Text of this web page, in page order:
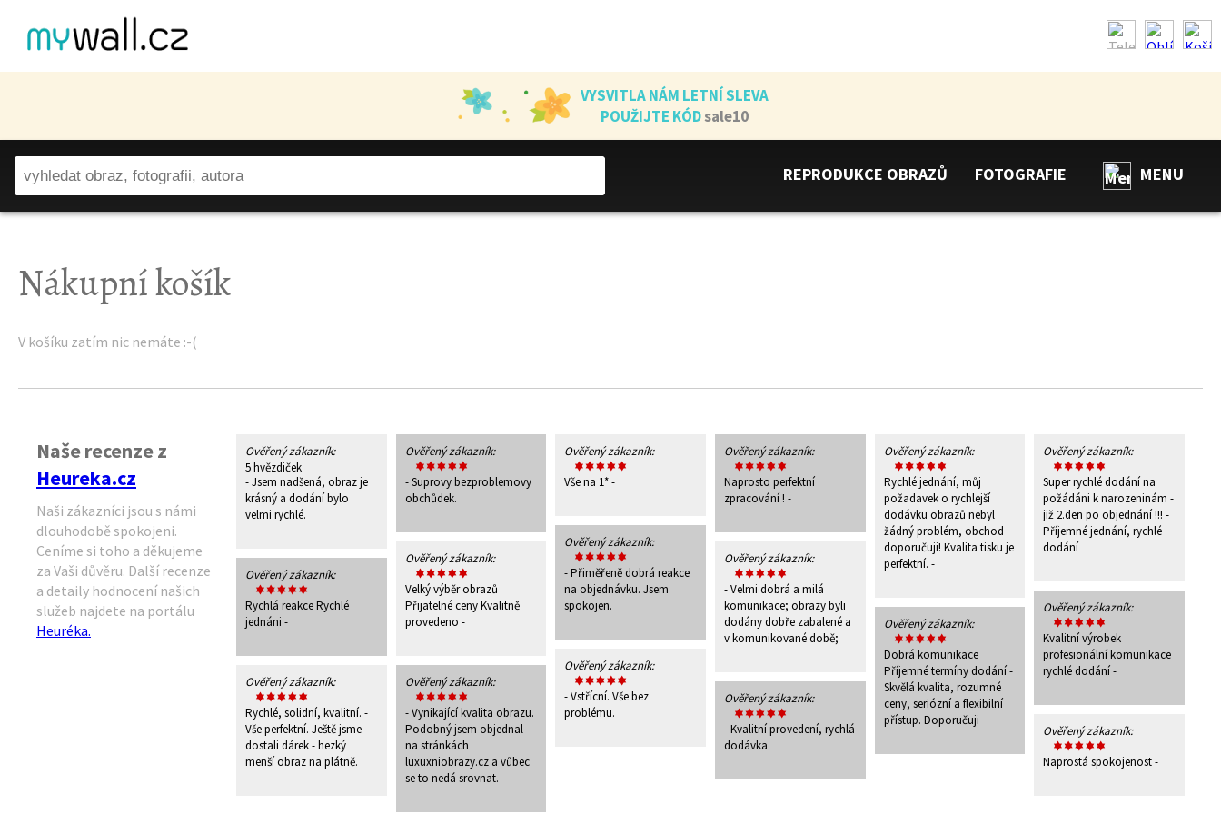
VYSVITLA NÁM LETNÍ SLEVA
POUŽIJTE KÓDsale10
REPRODUKCE OBRAZŮ FOTOGRAFIE MENU
Nákupní košík
V košíku zatím nic nemáte :-(
Naše recenze z
Heureka.cz
Naši zákazníci jsou s námi
dlouhodobě spokojeni.
Ceníme si toho a děkujeme
za Vaši důvěru. Další recenze
a detaily hodnocení našich
služeb najdete na portálu
Heuréka.
Ověřený zákazník:
- Jsem nadšená, obraz je
krásný a dodání bylo
velmi rychlé.
Ověřený zákazník:
Rychlá reakce Rychlé
jednáni -
Ověřený zákazník:
Rychlé, solidní, kvalitní. -
Vše perfektní. Ještě jsme
dostali dárek - hezký
menší obraz na plátně.
Ověřený zákazník:
- Suprovy bezproblemovy
obchůdek.
Ověřený zákazník:
Velký výběr obrazů
Přijatelné ceny Kvalitně
provedeno -
Ověřený zákazník:
- Vynikající kvalita obrazu.
Podobný jsem objednal
na stránkách
luxuxniobrazy.cz a vůbec
se to nedá srovnat.
Ověřený zákazník:
Vše na 1* -
Ověřený zákazník:
- Přiměřeně dobrá reakce
na objednávku. Jsem
spokojen.
Ověřený zákazník:
- Vstřícní. Vše bez
problému.
Ověřený zákazník:
Naprosto perfektní
zpracování ! -
Ověřený zákazník:
- Velmi dobrá a milá
komunikace; obrazy byli
dodány dobře zabalené a
v komunikované době;
Ověřený zákazník:
- Kvalitní provedení, rychlá
dodávka
Ověřený zákazník:
Rychlé jednání, můj
požadavek o rychlejší
dodávku obrazů nebyl
žádný problém, obchod
doporučuji! Kvalita tisku je
perfektní. -
Ověřený zákazník:
Dobrá komunikace
Příjemné termíny dodání -
Skvělá kvalita, rozumné
ceny, seriózní a flexibilní
přístup. Doporučuji
Ověřený zákazník:
Super rychlé dodání na
požádáni k narozeninám -
již 2.den po objednání !!! -
Příjemné jednání, rychlé
dodání
Ověřený zákazník:
Kvalitní výrobek
profesionální komunikace
rychlé dodání -
Ověřený zákazník:
Naprostá spokojenost -